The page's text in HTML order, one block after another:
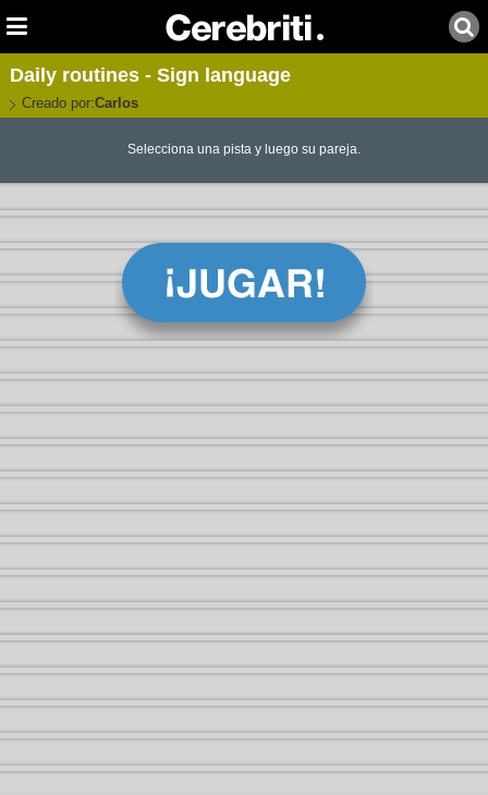
Daily routines - Sign language
Creado por:Carlos
Selecciona una pista y luego su pareja.